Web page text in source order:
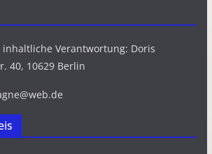
Verantwortung: Doris
40, 10629 Berlin